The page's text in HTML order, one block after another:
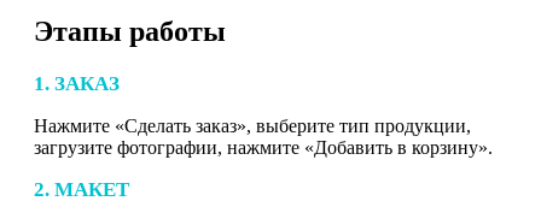
Этапы работы
1. ЗАКАЗ
Нажмите «Сделать заказ», выберите тип продукции,
загрузите фотографии, нажмите «Добавить в корзину».
2. МАКЕТ